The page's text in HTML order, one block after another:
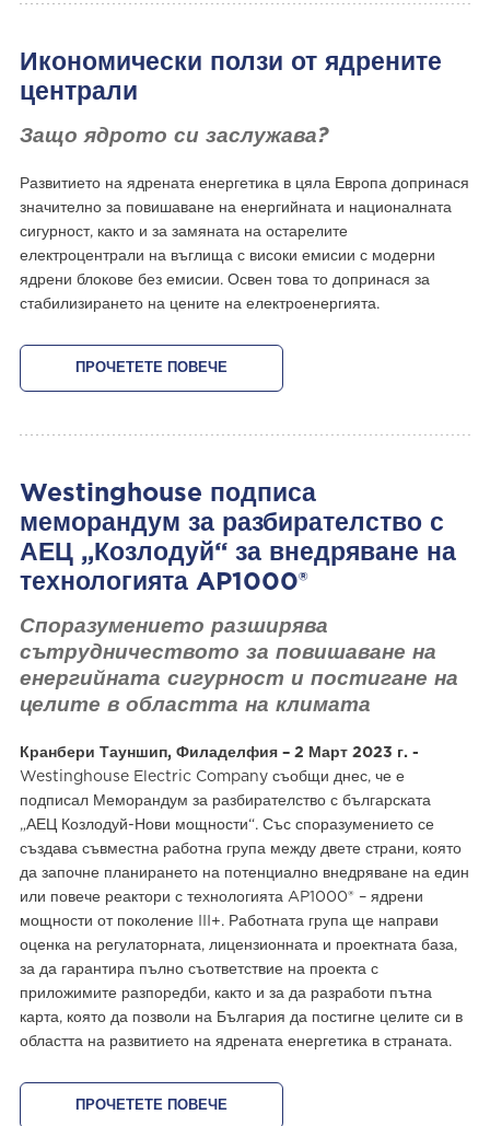
Икономически ползи от ядрените
централи
Защо ядрото си заслужава?
Развитието на ядрената енергетика в цяла Европа допринася
значително за повишаване на енергийната и националната
сигурност, както и за замяната на остарелите
електроцентрали на въглища с високи емисии с модерни
ядрени блокове без емисии. Освен това то допринася за
стабилизирането на цените на електроенергията.
ПРОЧЕТЕТЕ ПОВЕЧЕ
Westinghouse подписа
меморандум за разбирателство с
АЕЦ „Козлодуй“ за внедряване на
технологията AP1000®
Споразумението разширява
сътрудничеството за повишаване на
енергийната сигурност и постигане на
целите в областта на климата
Кранбери Тауншип, Филаделфия – 2 Март 2023 г. -
Westinghouse Electric Company съобщи днес, че е
подписал Меморандум за разбирателство с българската
„АЕЦ Козлодуй-Нови мощности“. Със споразумението се
създава съвместна работна група между двете страни, която
да започне планирането на потенциално внедряване на един
или повече реактори с технологията AP1000® – ядрени
мощности от поколение III+. Работната група ще направи
оценка на регулаторната, лицензионната и проектната база,
за да гарантира пълно съответствие на проекта с
приложимите разпоредби, както и за да разработи пътна
карта, която да позволи на България да постигне целите си в
областта на развитието на ядрената енергетика в страната.
ПРОЧЕТЕТЕ ПОВЕЧЕ